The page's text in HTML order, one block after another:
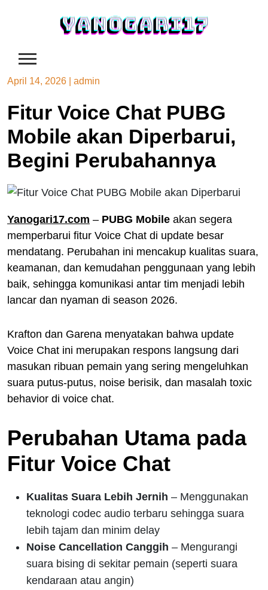
April 14, 2026 admin
Fitur Voice Chat PUBG
Mobile akan Diperbarui,
Begini Perubahannya
Yanogari17.com – PUBG Mobile akan segera
memperbarui fitur Voice Chat di update besar
mendatang. Perubahan ini mencakup kualitas suara,
keamanan, dan kemudahan penggunaan yang lebih
baik, sehingga komunikasi antar tim menjadi lebih
lancar dan nyaman di season 2026.
Krafton dan Garena menyatakan bahwa update
Voice Chat ini merupakan respons langsung dari
masukan ribuan pemain yang sering mengeluhkan
suara putus-putus, noise berisik, dan masalah toxic
behavior di voice chat.
Perubahan Utama pada
Fitur Voice Chat
Kualitas Suara Lebih Jernih – Menggunakan
teknologi codec audio terbaru sehingga suara
lebih tajam dan minim delay
Noise Cancellation Canggih – Mengurangi
suara bising di sekitar pemain (seperti suara
kendaraan atau angin)